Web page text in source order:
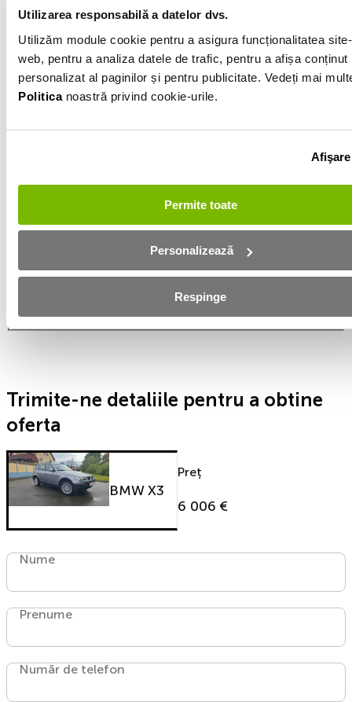
Utilizarea responsabilă a datelor dvs.
Utilizăm module cookie pentru a asigura funcționalitatea
web, pentru a analiza datele de trafic, pentru a afișa conținut
personalizat al paginilor și pentru publicitate. Vedeți mai
Politicanoastră privind cookie-urile.
Afişare
Permite toate
Personalizează
Respinge
Informatiile vanzatorului
0742468289
Afișează numărul
Sibiu
Aplică online și bucură-te de
aprobare rapidă!
Ești mai aproape de mașina dorită! Completează
formularul de mai jos și te contactăm in cel mai scurt
Trimite-ne detaliile pentru a obtine
oferta
BMW X3
Preț
6 006 €
Nume
Prenume
Număr de telefon